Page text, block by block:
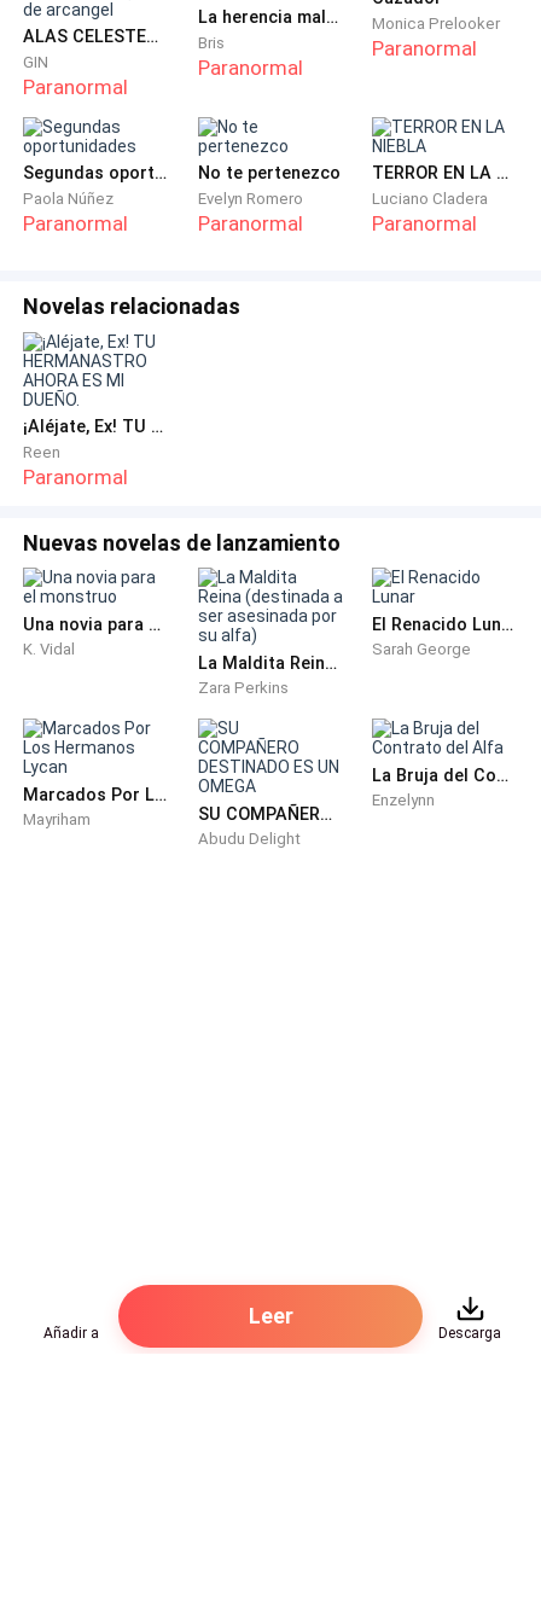
al infierno después del juicio final. ¿De dónde ha
venido entonces la idea de que es el rey supremo del
infierno?
Tampoco se tiene claro este punto. Una teoría es que
en algunas religiones greco-romanas se habla de
ciertos dioses que vivían en el inframundo, por lo que
Después de leer esta historia hasta el final, quizás
haya personas quienes tengan una opinión diferente
acerca de Satanás y de los demonios.
ALAS CELESTES espada de arcangel
GIN
Paranormal
La herencia maldita
Bris
Paranormal
Monica Prelooker
Paranormal
Segundas oportunidades
Paola Núñez
Paranormal
No te pertenezco
Evelyn Romero
Paranormal
TERROR EN LA NIEBLA
Luciano Cladera
Paranormal
Novelas relacionadas
¡Aléjate, Ex! TU HERMANASTRO AHORA ES MI DUEÑO.
Reen
Paranormal
Nuevas novelas de lanzamiento
Una novia para el monstruo
K. Vidal
La Maldita Reina (destinada a ser asesinada por su alfa)
Zara Perkins
El Renacido Lunar
Sarah George
Marcados Por Los Hermanos Lycan
Mayriham SU COMPAÑERO DESTINADO ES UN OMEGA
Abudu Delight
La Bruja del Contrato del Alfa
Enzelynn
Añadir a
Leer
Descarga